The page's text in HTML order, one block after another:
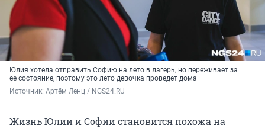
Юлия хотела отправить Софию на лето в лагерь, но переживает за
ее состояние, поэтому это лето девочка проведет дома
Источник: Артём Ленц / NGS24.RU
Жизнь Юлии и Софии становится похожа на